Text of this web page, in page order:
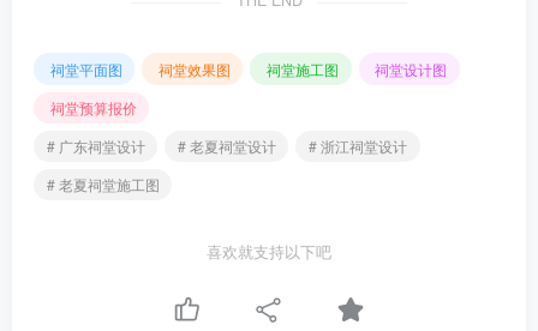
祠堂平面图 祠堂效果图 祠堂施工图
祠堂设计图
祠堂预算报价
# 广东祠堂设计
# 老夏祠堂设计
# 浙江祠堂设计
# 老夏祠堂施工图
喜欢就支持以下吧